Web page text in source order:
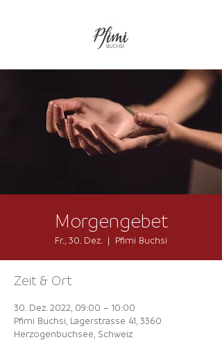
Morgengebet
Fr., 30. Dez.
  |
Pfimi Buchsi
Zeit & Ort
30. Dez. 2022, 09:00 – 10:00
Pfimi Buchsi, Lagerstrasse 41, 3360
Herzogenbuchsee, Schweiz